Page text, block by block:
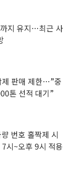
지 유지…최근 사
제 판매 제한…”중
톤 선적 대기”
번호 홀짝제 시
시~오후 9시 적용